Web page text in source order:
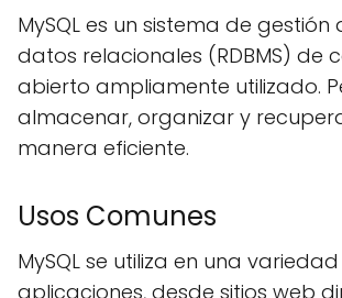
MySQL es un sistema de
datos relacionales (RDBMS) de
abierto ampliamente utilizado.
almacenar, organizar y
manera eficiente.
Usos Comunes
MySQL se utiliza en una
aplicaciones, desde sitios web